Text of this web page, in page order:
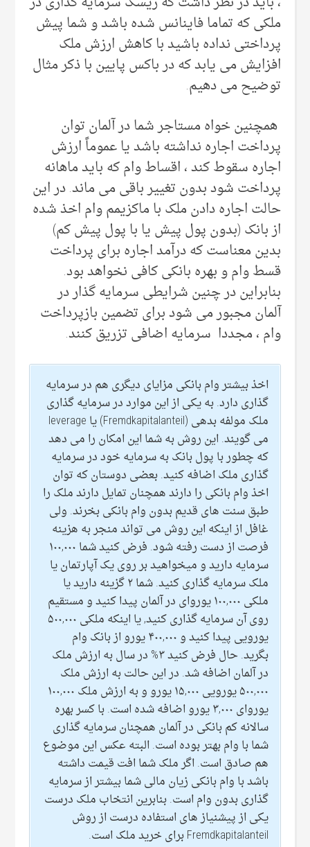
ملکی که تماما فاینانس شده باشد و شما پیش
پرداختی نداده باشید با کاهش ارزش ملک
افزایش می یابد که در باکس پایین با ذکر مثال
توضیح می دهیم.
همچنین خواه مستاجر شما در آلمان توان
پرداخت اجاره نداشته باشد یا عموماً ارزش
اجاره سقوط کند ، اقساط وام که باید ماهانه
پرداخت شود بدون تغییر باقی می ماند. در این
حالت اجاره دادن ملک با ماکزیمم وام اخذ شده
از بانک (بدون پول پیش یا با پول پیش کم)
بدین معناست که درآمد اجاره برای پرداخت
قسط وام و بهره بانکی کافی نخواهد بود.
بنابراین در چنین شرایطی سرمایه گذار در
آلمان مجبور می شود برای تضمین بازپرداخت
وام ، مجددا سرمایه اضافی تزریق کنند.
اخذ بیشتر وام بانکی مزایای دیگری هم در سرمایه
گذاری دارد. به یکی از این موارد در سرمایه گذاری
می گویند. این روش به شما این امکان را می دهد
که چطور با پول بانک به سرمایه خود در سرمایه
گذاری ملک اضافه کنید. بعضی دوستان که توان
اخذ وام بانکی را دارند همچنان تمایل دارند ملک را
طبق سنت های قدیم بدون وام بانکی بخرند. ولی
غافل از اینکه این روش می تواند منجر به هزینه
فرصت از دست رفته شود. فرض کنید شما ۱۰۰,۰۰۰
سرمایه دارید و میخواهید بر روی یک آپارتمان یا
ملک سرمایه گذاری کنید. شما ۲ گزینه دارید یا
ملکی ۱۰۰,۰۰۰ یوروای در آلمان پیدا کنید و مستقیم
روی آن سرمایه گذاری کنید, یا اینکه ملکی ۵۰۰,۰۰۰
یورویی پیدا کنید و ۴۰۰,۰۰۰ یورو از بانک وام
بگرید. حال فرض کنید ۳% در سال به ارزش ملک
در آلمان اضافه شد. در این حالت به ارزش ملک
۵۰۰,۰۰۰ یورویی ۱۵,۰۰۰ یورو و به ارزش ملک ۱۰۰,۰۰۰
یوروای ۳,۰۰۰ یورو اضافه شده است. با کسر بهره
سالانه کم بانکی در آلمان همچنان سرمایه گذاری
شما با وام بهتر بوده است. البته عکس این موضوع
هم صادق است. اگر ملک شما افت قیمت داشته
باشد با وام بانکی زیان مالی شما بیشتر از سرمایه
گذاری بدون وام است. بنابرین انتخاب ملک درست
یکی از پیشنیاز های استفاده درست از روش
Fremdkapitalanteil برای خرید ملک است.